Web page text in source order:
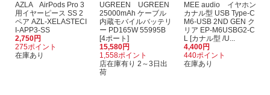
AZLA AirPods Pro 3
用イヤーピース SS 2
ペア AZL-XELASTECI
I-APP3-SS
2,750円
275ポイント
在庫あり
UGREEN UGREEN
25000mAh ケーブル
内蔵モバイルバッテリ
ー PD165W 55995B
[4ポート]
15,580円
1,558ポイント
店在庫有り 2～3日出
荷
MEE audio イヤホン
カナル型 USB Type-C
M6-USB 2ND GEN ク
リア EP-M6USBG2-C
L [カナル型 /U...
4,400円
440ポイント
在庫あり